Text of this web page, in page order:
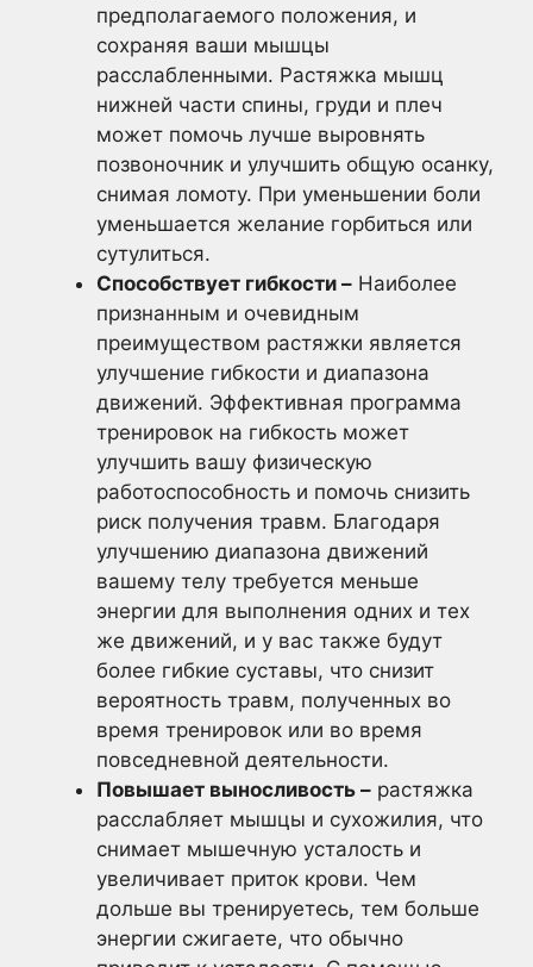
предполагаемого положения, и
сохраняя ваши мышцы
расслабленными. Растяжка мышц
нижней части спины, груди и плеч
может помочь лучше выровнять
позвоночник и улучшить общую осанку,
снимая ломоту. При уменьшении боли
уменьшается желание горбиться или
сутулиться.
Способствует гибкости – Наиболее
признанным и очевидным
преимуществом растяжки является
улучшение гибкости и диапазона
движений. Эффективная программа
тренировок на гибкость может
улучшить вашу физическую
работоспособность и помочь снизить
риск получения травм. Благодаря
улучшению диапазона движений
вашему телу требуется меньше
энергии для выполнения одних и тех
же движений, и у вас также будут
более гибкие суставы, что снизит
вероятность травм, полученных во
время тренировок или во время
повседневной деятельности.
Повышает выносливость – растяжка
расслабляет мышцы и сухожилия, что
снимает мышечную усталость и
увеличивает приток крови. Чем
дольше вы тренируетесь, тем больше
энергии сжигаете, что обычно